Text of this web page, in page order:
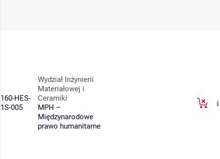
160-HES-
1S-005
Wydział Inżynierii
Materiałowej i
Ceramiki
MPH –
Międzynarodowe
prawo humanitarne